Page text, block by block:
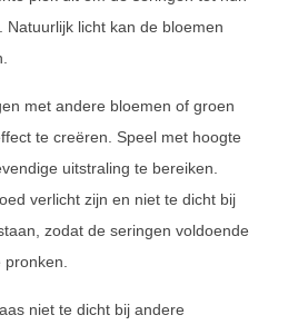
Natuurlijk licht kan de bloemen
met andere bloemen of groen
te creëren. Speel met hoogte
uitstraling te bereiken.
verlicht zijn en niet te dicht bij
zodat de seringen voldoende
niet te dicht bij andere